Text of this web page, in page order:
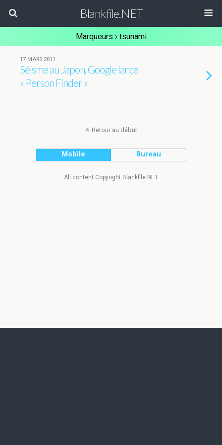
Blankfile.NET
Marqueurs › tsunami
17 MARS 2011
Séisme au Japon, Google lance
« Person Finder »
Retour au début
Mobile Bureau
All content Copyright Blankfile.NET